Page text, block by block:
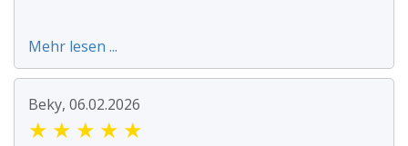
Mehr lesen ...
Beky, 06.02.2026
★ ★ ★ ★ ★